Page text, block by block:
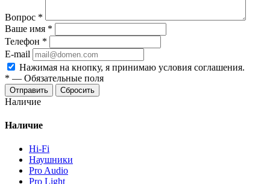
Вопрос *
Ваше имя *
Телефон *
E-mail
Нажимая на кнопку, я принимаю условия соглашения.
* — Обязательные поля
Отправить Сбросить
Наличие
Наличие
Hi-Fi
Наушники
Pro Audio
Pro Light